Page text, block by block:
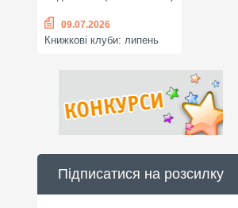
09.07.2026
Книжкові клуби: липень
Підписатися на розсилку